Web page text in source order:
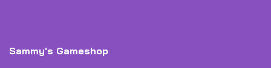
Sammy's Gameshop